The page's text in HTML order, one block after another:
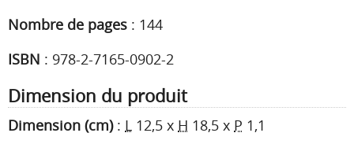
Nombre de pages : 144
ISBN : 978-2-7165-0902-2
Dimension du produit
Dimension (cm): L 12,5 x H 18,5 x P 1,1